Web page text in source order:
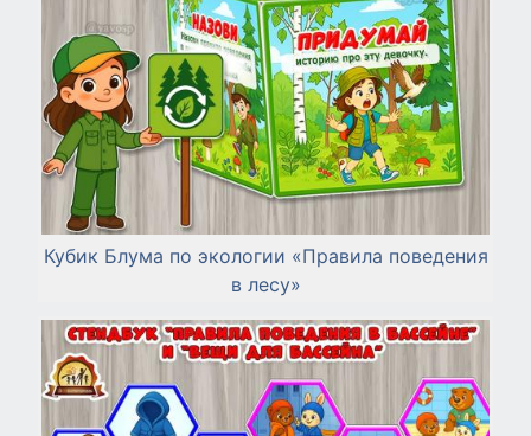
Кубик Блума по экологии «Правила поведения
в лесу»